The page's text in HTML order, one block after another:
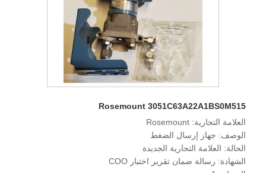
Rosemount 3051C63A22A1BS0M515
العلامة التجارية: Rosemount
الوصف: جهاز إرسال الضغط
الحالة: العلامة التجارية الجديدة
الشهادة: رسالة ضمان تقرير اختبار COO